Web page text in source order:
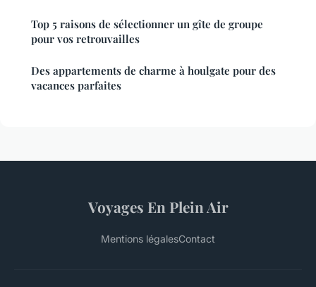
Top 5 raisons de sélectionner un gîte de groupe
pour vos retrouvailles
Des appartements de charme à houlgate pour des
vacances parfaites
Voyages En Plein Air
Mentions légalesContact